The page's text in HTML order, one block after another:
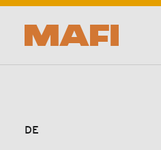
DE